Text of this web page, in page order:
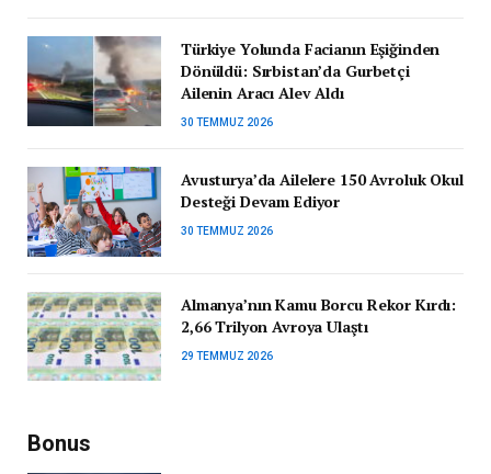
Türkiye Yolunda Facianın Eşiğinden
Dönüldü: Sırbistan’da Gurbetçi
Ailenin Aracı Alev Aldı
30 TEMMUZ 2026
Avusturya’da Ailelere 150 Avroluk Okul
Desteği Devam Ediyor
30 TEMMUZ 2026
Almanya’nın Kamu Borcu Rekor Kırdı:
2,66 Trilyon Avroya Ulaştı
29 TEMMUZ 2026
Bonus